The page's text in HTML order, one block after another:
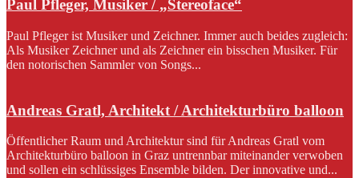
Paul Pfleger, Musiker / „Stereoface“
Paul Pfleger ist Musiker und Zeichner. Immer auch beides zugleich:
Als Musiker Zeichner und als Zeichner ein bisschen Musiker. Für
den notorischen Sammler von Songs...
Andreas Gratl, Architekt / Architekturbüro balloon
Öffentlicher Raum und Architektur sind für Andreas Gratl vom
Architekturbüro balloon in Graz untrennbar miteinander verwoben
und sollen ein schlüssiges Ensemble bilden. Der innovative und...